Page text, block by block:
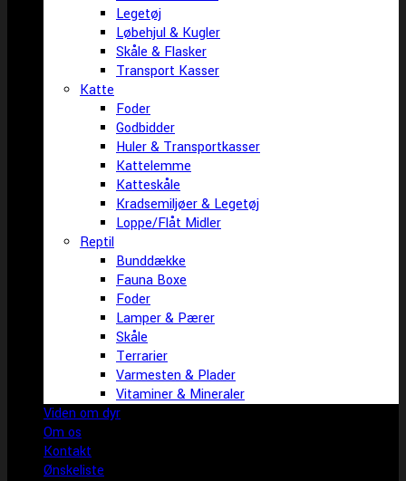
Legetøj
Løbehjul & Kugler
Skåle & Flasker
Transport Kasser
Katte
Foder
Godbidder
Huler & Transportkasser
Kattelemme
Katteskåle
Kradsemiljøer & Legetøj
Loppe/Flåt Midler
Reptil
Bunddække
Fauna Boxe
Foder
Lamper & Pærer
Skåle
Terrarier
Varmesten & Plader
Vitaminer & Mineraler
Viden om dyr
Om os
Kontakt
Ønskeliste